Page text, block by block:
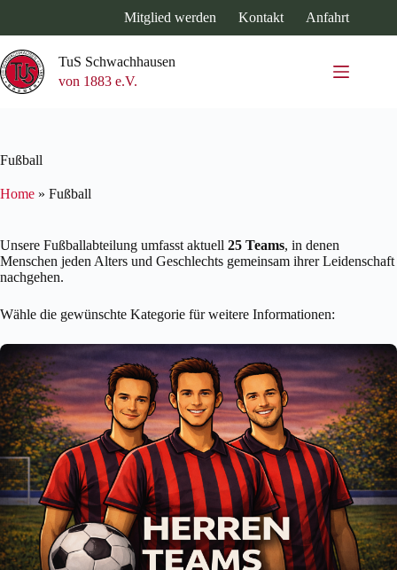
springen
Mitglied werden Kontakt Anfahrt
TuS Schwachhausen
von 1883 e.V.
Fußball
Home » Fußball
Unsere Fußballabteilung umfasst aktuell 25 Teams, in denen
Menschen jeden Alters und Geschlechts gemeinsam ihrer Leidenschaft
nachgehen.
Wähle die gewünschte Kategorie für weitere Informationen: